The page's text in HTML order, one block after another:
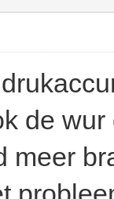
de
meer